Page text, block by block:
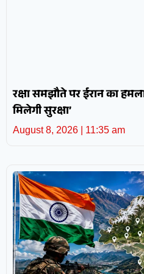
रक्षा समझौते पर ईरान का
मिलेगी सुरक्षा’
August 8, 2026 11:35 am